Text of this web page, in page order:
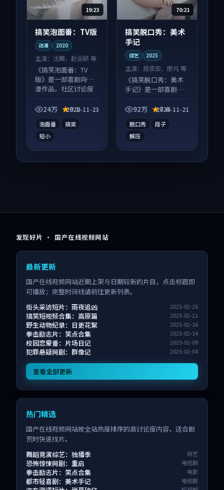
19:23
搞笑泡面番：TV版
动漫 2020
主演： 沈腾、赵丽颖 等
《搞笑泡面番：TV
版》是一部喜剧向动
漫作品，社区讨论度
看。24万 9.1
2024-11-23
泡面番
搞笑
短小
70:21
搞笑脱口秀：美术
手记
综艺 2025
主演：段奕宏、廖凡 等
《搞笑脱口秀：美术
手记》是一部喜剧向
齐全，观感爽快不拖
92万 7.6
2024-11-21
脱口秀
段子
解压
发现好片 · 国产在线视频网站
最新更新
国产在线视频网站近期上架与日期较新的片目，点击标题即
可播放；完整时间线请前往更新列表。
街头采访短片：雨夜追凶
2025-02-26
搞笑短视频合集：高原篇 2025-02-21
野生动物纪录：日更花絮 2025-02-16
拳击励志片：笑点合集 2025-02-14
校园恋爱番：片场日记 2025-02-09
犯罪悬疑网剧：群像记 2025-02-04
查看全部更新
热门精选
国产在线视频网站按全站热度排序的高讨论度内容，适合剧
荒时快速找片。
舞蹈竞演综艺：独播季
综艺
恐怖惊悚网剧：重启 电视剧
拳击励志片：笑点合集 电影
都市轻喜剧：美术手记 电视剧